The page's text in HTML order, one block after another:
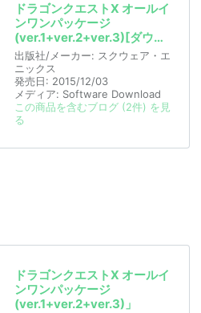
ドラゴンクエストX オールイ
ンワンパッケージ
(ver.1+ver.2+ver.3)[ダウン
ロード]
出版社/メーカー: スクウェア・エ
ニックス
発売日: 2015/12/03
メディア: Software Download
この商品を含むブログ (2件) を見
る
ドラゴンクエストX オールイ
ンワンパッケージ
(ver.1+ver.2+ver.3)」